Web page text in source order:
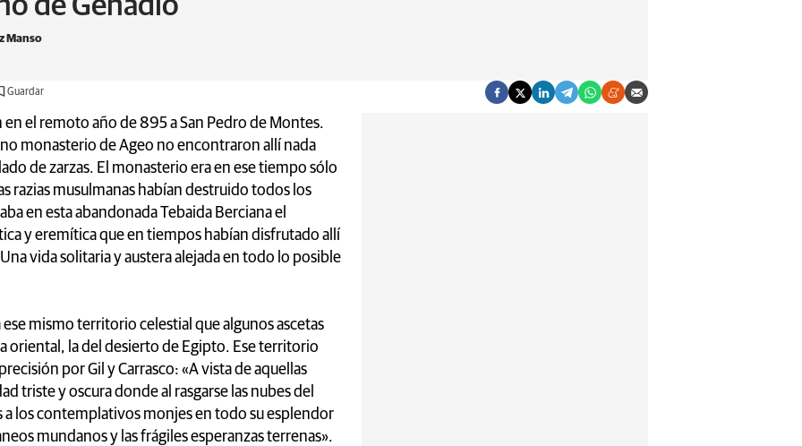
Manso
Guardar
el remoto año de 895 a San Pedro de Montes.
monasterio de Ageo no encontraron allí nada
de zarzas. El monasterio era en ese tiempo sólo
razias musulmanas habían destruido todos los
en esta abandonada Tebaida Berciana el
y eremítica que en tiempos habían disfrutado allí
vida solitaria y austera alejada en todo lo posible
ese mismo territorio celestial que algunos ascetas
oriental, la del desierto de Egipto. Ese territorio
por Gil y Carrasco: «A vista de aquellas
triste y oscura donde al rasgarse las nubes del
a los contemplativos monjes en todo su esplendor
mundanos y las frágiles esperanzas terrenas».